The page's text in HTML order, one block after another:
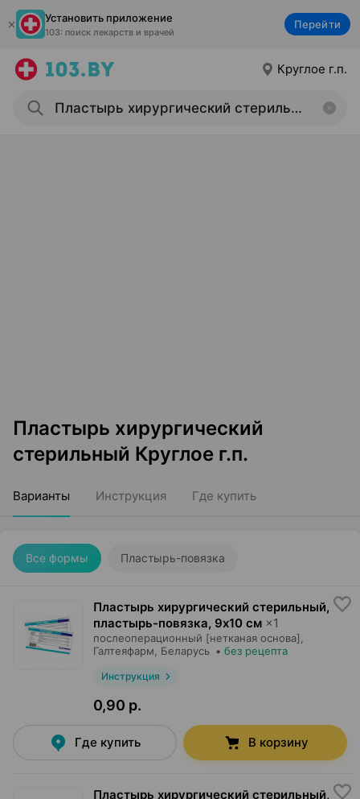
Установить приложение
103: поиск лекарств и врачей
Перейти
Круглое г.п.
Пластырь хирургический
стерильный Круглое г.п.
Варианты Инструкция Где купить
Все формы Пластырь-повязка
Пластырь хирургический стерильный,
пластырь-повязка, 9х10 см ×1
послеоперационный [нетканая основа],
Галтеяфарм , Беларусь • без рецепта
Инструкция
0,90 р.
Где купить В корзину
Пластырь хирургический стерильный,